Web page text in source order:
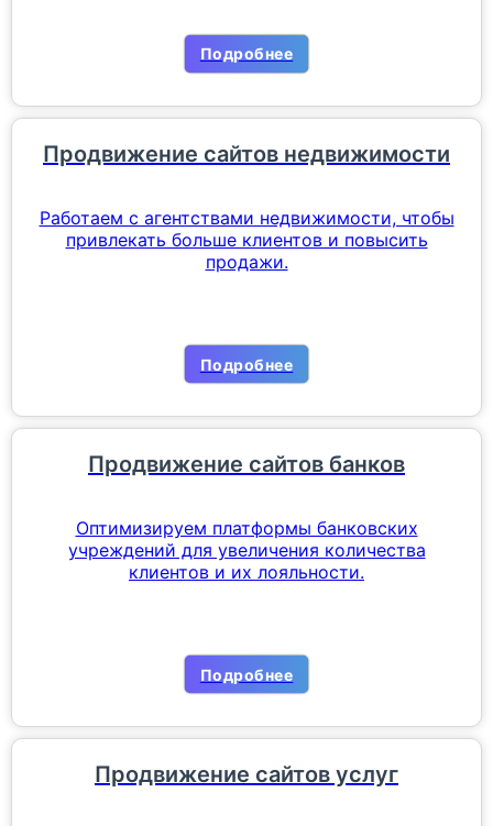
Подробнее
Продвижение сайтов недвижимости
Работаем с агентствами недвижимости, чтобы
привлекать больше клиентов и повысить
продажи.
Подробнее
Продвижение сайтов банков
Оптимизируем платформы банковских
учреждений для увеличения количества
клиентов и их лояльности.
Подробнее
Продвижение сайтов услуг